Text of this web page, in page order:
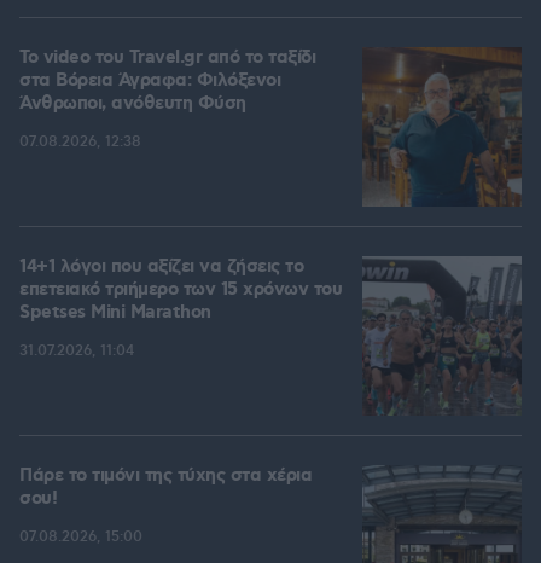
To video του Travel.gr από το ταξίδι
στα Βόρεια Άγραφα: Φιλόξενοι
Άνθρωποι, ανόθευτη Φύση
07.08.2026, 12:38
14+1 λόγοι που αξίζει να ζήσεις το
επετειακό τριήμερο των 15 χρόνων του
Spetses Mini Marathon
31.07.2026, 11:04
Πάρε το τιμόνι της τύχης στα χέρια
σου!
07.08.2026, 15:00